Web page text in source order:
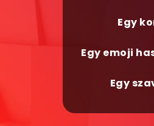
Egy
Egy emoji
Egy